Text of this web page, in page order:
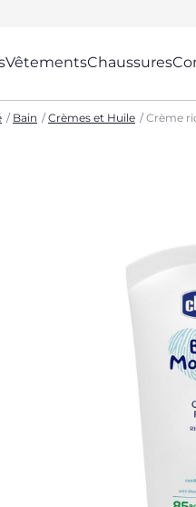
VêtementsChaussures
Bain Crèmes et Huile Crème